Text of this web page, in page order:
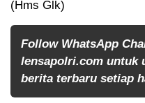
(Hms Glk)
Follow WhatsApp
lensapolri.com untuk
berita terbaru setiap